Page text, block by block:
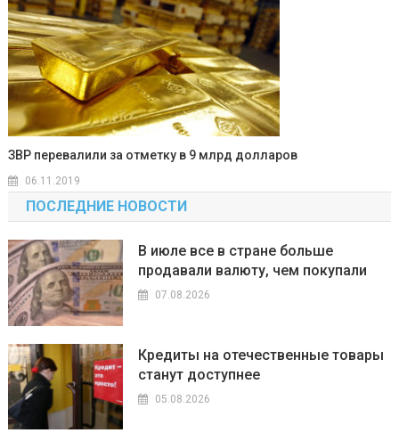
ЗВР перевалили за отметку в 9 млрд долларов
06.11.2019
ПОСЛЕДНИЕ НОВОСТИ
В июле все в стране больше
продавали валюту, чем покупали
07.08.2026
Кредиты на отечественные товары
станут доступнее
05.08.2026